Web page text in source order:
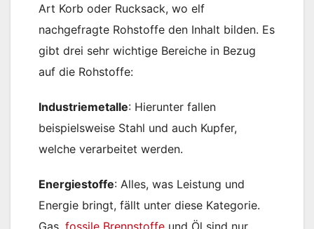
Art Korb oder Rucksack, wo elf
nachgefragte Rohstoffe den Inhalt bilden. Es
gibt drei sehr wichtige Bereiche in Bezug
auf die Rohstoffe:
Industriemetalle: Hierunter fallen
beispielsweise Stahl und auch Kupfer,
welche verarbeitet werden.
Energiestoffe: Alles, was Leistung und
Energie bringt, fällt unter diese Kategorie.
Gas, fossile Brennstoffe und Öl sind nur